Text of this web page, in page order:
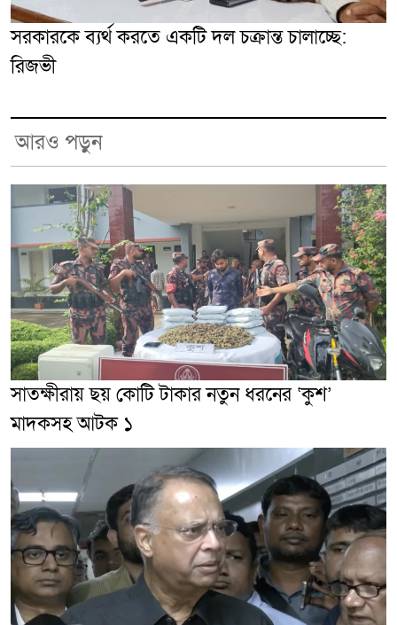
সরকারকে ব্যর্থ করতে একটি দল চক্রান্ত চালাচ্ছে:
রিজভী
আরও পড়ুন
সাতক্ষীরায় ছয় কোটি টাকার নতুন ধরনের ‘কুশ’
মাদকসহ আটক ১